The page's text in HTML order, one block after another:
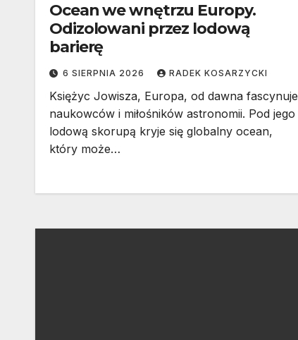
Ocean we wnętrzu Europy.
Odizolowani przez lodową
barierę
6 SIERPNIA 2026 RADEK KOSARZYCKI
Księżyc Jowisza, Europa, od dawna fascynuje
naukowców i miłośników astronomii. Pod jego
lodową skorupą kryje się globalny ocean,
który może…